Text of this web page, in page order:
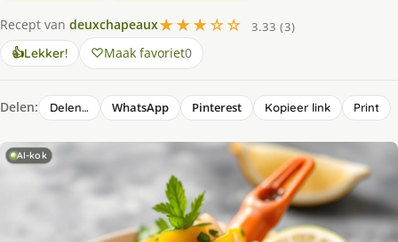
Recept van deuxchapeaux★★★☆☆
3.33 (3)
👍Lekker! Maak favoriet0
Delen: Delen… WhatsApp Pinterest Kopieer link Print
AI-kok